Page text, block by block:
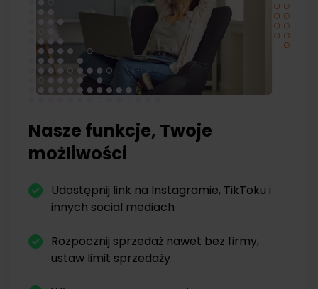
Nasze funkcje, Twoje
możliwości
Udostępnij link na Instagramie, TikToku i
innych social mediach
Rozpocznij sprzedaż nawet bez firmy,
ustaw limit sprzedaży